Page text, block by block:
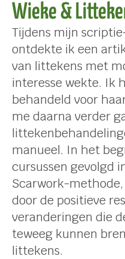
Wieke &
Tijdens mijn
ontdekte ik een
van littekens met
interesse wekte. Ik
behandeld voor
me daarna verder
manueel. In het
cursussen gevolgd
Scarwork-
door de positieve
veranderingen die
teweeg kunnen
littekens.